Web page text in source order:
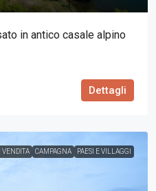
in antico casale alpino
Dettagli
VENDITA CAMPAGNA PAESI E VILLAGGI